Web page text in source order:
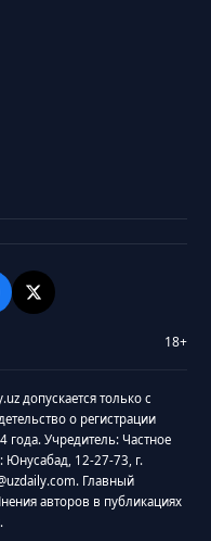
18+
допускается только с
о регистрации
Учредитель: Частное
Юнусабад, 12-27-73, г.
Главный
авторов в публикациях